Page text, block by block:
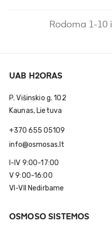
Rodoma 1-10
UAB H2ORAS
P. Višinskio g. 102
Kaunas, Lietuva
+370 655 05109
info@osmosas.lt
I-IV 9:00-17:00
V 9:00-16:00
VI-VII Nedirbame
OSMOSO SISTEMOS